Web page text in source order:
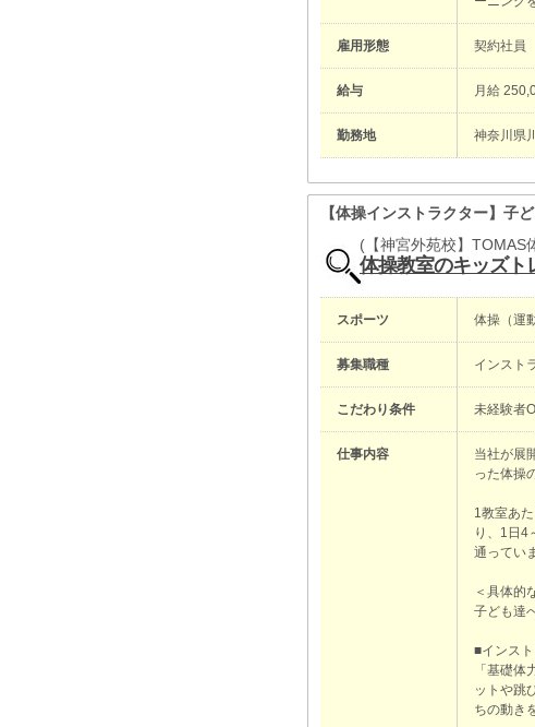
雇用形態 契約社員
給与 月給
勤務地 神奈川県
【体操インストラクター】子
(【神宮外苑校】TOMAS
体操教室のキッズ
スポーツ 体操（運
募集職種 インスト
こだわり条件 未経験者
仕事内容
当社が展
った体操
1教室あ
り、1日4
通ってい
＜具体的
子ども達
■インス
「基礎
ットや跳
ちの動き